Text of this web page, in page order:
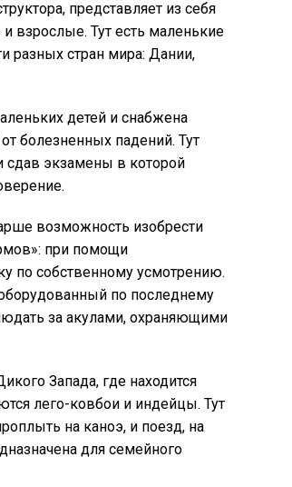
представляет из себя
взрослые. Тут есть маленькие
разных стран мира: Дании,
детей и снабжена
болезненных падений. Тут
сдав экзамены в которой
возможность изобрести
при помощи
по собственному усмотрению.
по последнему
за акулами, охраняющими
Запада, где находится
лего-ковбои и индейцы. Тут
на каноэ, и поезд, на
для семейного